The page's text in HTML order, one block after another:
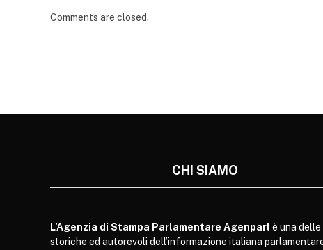
Comments are closed.
CHI SIAMO
L’Agenzia di Stampa Parlamentare Agenparl è una delle
storiche ed autorevoli dell’informazione italiana